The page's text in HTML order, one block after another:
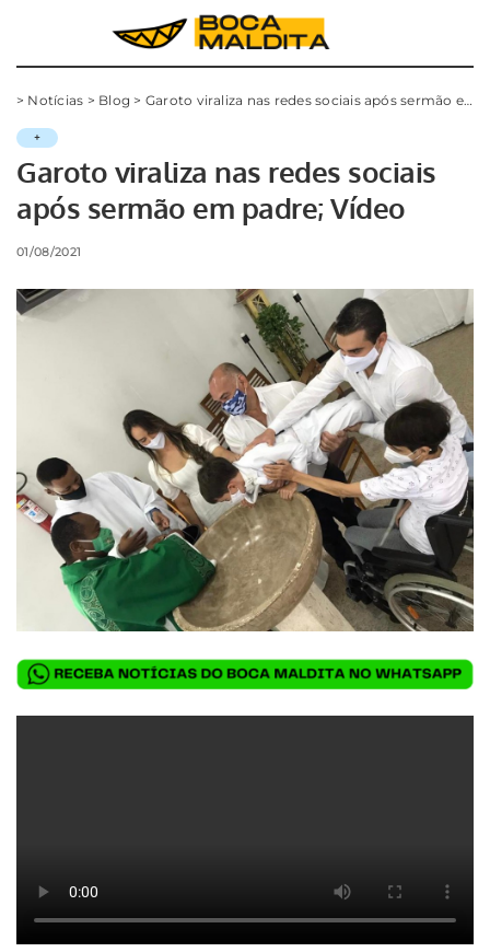
> Notícias > Blog > Garoto viraliza nas redes sociais após sermão em padre; Vídeo
+
Garoto viraliza nas redes sociais
após sermão em padre; Vídeo
01/08/2021